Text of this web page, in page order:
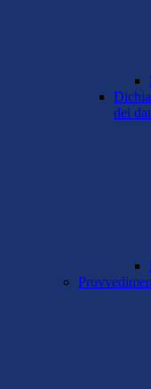
dei